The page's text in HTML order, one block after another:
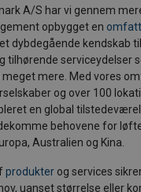
A/S har vi gennem
opbygget en
dybdegående kendskab til
tilhørende serviceydelser
meget mere. Med vores
og over 100
en global
behovene for
Australien og Kina.
produkter og services
uanset størrelse eller